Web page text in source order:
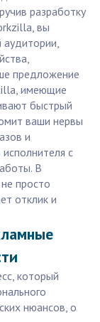
разработку
вы
аудитории,
предложение
имеющие
быстрый
ваши нервы
и
с
В
просто
отклик и
который
нюансов, о